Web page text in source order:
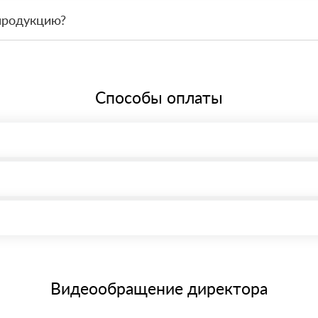
Способы оплаты
через системы электронных платежей.
банковским картам
материала после проверки качества и количества
Видеообращение директора